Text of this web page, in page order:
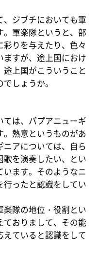
ジブチにおいても軍
軍楽隊というと、部
りを与えたり、色々
すが、途上国におけ
上国がこういうこと
しょうか。
は、パプアニューギ
熱意というものがあ
アについては、自ら
を演奏したい、とい
ます。そのようなニ
ったと認識をしてい
隊の地位・役割とい
ておりまして、その能
ていると認識をして